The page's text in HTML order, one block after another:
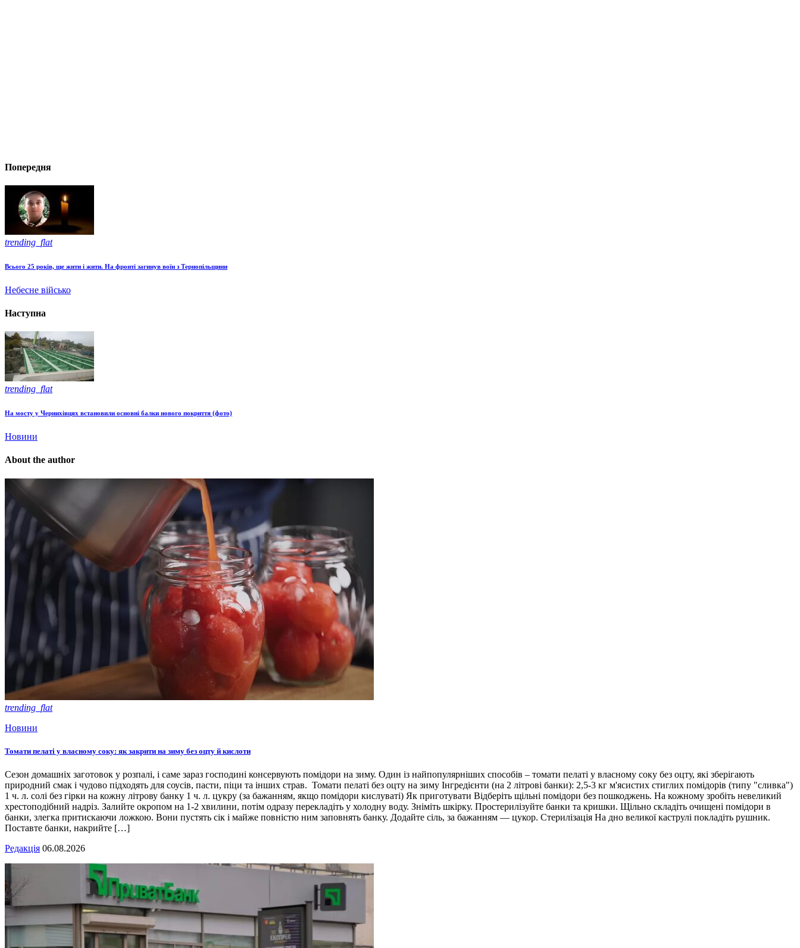
Попередня
trending_flat
Всього 25 років, ще жити і жити. На фронті загинув воїн з Тернопільщини
Небесне військо
Наступна
trending_flat
На мосту у Чернихівцях встановили основні балки нового покриття (фото)
Новини
About the author
trending_flat
Новини
Томати пелаті у власному соку: як закрити на зиму без оцту й кислоти
Сезон домашніх заготовок у розпалі, і саме зараз господині консервують помідори на зиму. Один із найпопулярніших способів – томати пелаті у власному соку без оцту, які зберігають
природний смак і чудово підходять для соусів, пасти, піци та інших страв. Томати пелаті без оцту на зиму Інгредієнти (на 2 літрові банки): 2,5-3 кг м'ясистих стиглих помідорів (типу "сливка")
1 ч. л. солі без гірки на кожну літрову банку 1 ч. л. цукру (за бажанням, якщо помідори кислуваті) Як приготувати Відберіть щільні помідори без пошкоджень. На кожному зробіть невеликий
хрестоподібний надріз. Залийте окропом на 1-2 хвилини, потім одразу перекладіть у холодну воду. Зніміть шкірку. Простерилізуйте банки та кришки. Щільно складіть очищені помідори в
банки, злегка притискаючи ложкою. Вони пустять сік і майже повністю ним заповнять банку. Додайте сіль, за бажанням — цукор. Стерилізація На дно великої каструлі покладіть рушник.
Поставте банки, накрийте […]
Редакція 06.08.2026